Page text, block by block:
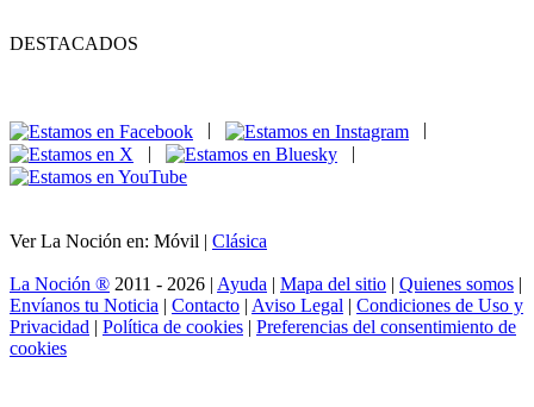
DESTACADOS
|
|
Ver La Noción en: Móvil | Clásica
La Noción ® 2011 - 2026 | Ayuda | Mapa del sitio | Quienes somos |
Envíanos tu Noticia | Contacto | Aviso Legal | Condiciones de Uso y
Privacidad | Política de cookies | Preferencias del consentimiento de
cookies